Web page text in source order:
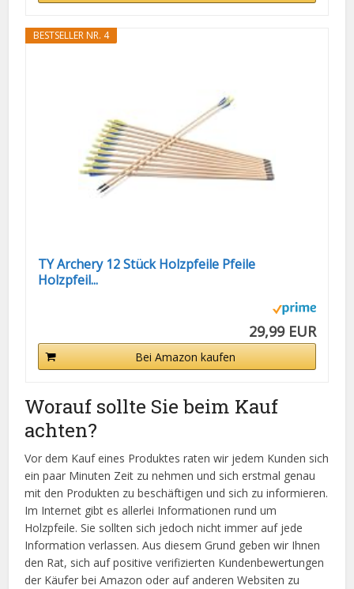
BESTSELLER NR. 4
TY Archery 12 Stück Holzpfeile Pfeile
Holzpfeil...
29,99 EUR
Bei Amazon kaufen
Worauf sollte Sie beim Kauf
achten?
Vor dem Kauf eines Produktes raten wir jedem Kunden sich
ein paar Minuten Zeit zu nehmen und sich erstmal genau
mit den Produkten zu beschäftigen und sich zu informieren.
Im Internet gibt es allerlei Informationen rund um
Holzpfeile. Sie sollten sich jedoch nicht immer auf jede
Information verlassen. Aus diesem Grund geben wir Ihnen
den Rat, sich auf positive verifizierten Kundenbewertungen
der Käufer bei Amazon oder auf anderen Websiten zu